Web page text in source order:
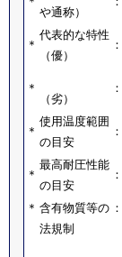
や通称）
＊
代表的な特性
（優）
：
＊
（劣）
：
＊
使用温度範囲
の目安
：
＊
最高耐圧性能
の目安
：
＊ 含有物質等の
法規制
：